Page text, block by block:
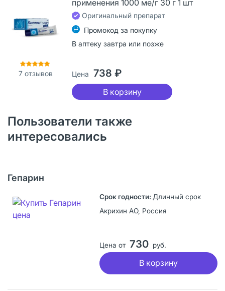
7 отзывов
применения 1000 ме/г 30 г 1 шт
Оригинальный препарат
Промокод за покупку
В аптеку завтра или позже
Цена 738 ₽
В корзину
Пользователи также
интересовались
Гепарин
Длинный срок
Акрихин АО, Россия
Цена от 730 руб.
В корзину